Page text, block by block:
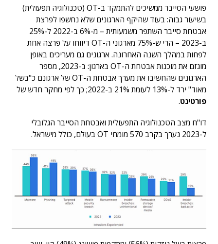
פושעי הסייבר ממשיכים להתמקד ב-OT (טכנולוגיה תפעולית)
בשיעור גבוה: בעוד שהיקף הארגונים שלא נחשפו לפרצת
אבטחת סייבר השתפר משמעותית – מ-6% ב-2022 ל-25%
ב-2023 – הרי ש-75% מארגוני ה-OT דיווחו על פרצה אחת
לפחות במהלך השנה האחרונה. ארגונים גם מעריכים באופן
מוגזם את מוכנות אבטחת ה-OT בארגון: ב-2023, מספר
הארגונים שהחשיבו את מערך אבטחת ה-OT של ארגונם כ"בשל
מאוד" ירד ל-13% לעומת 21% ב-2022; כך לפי מחקר חדש של
פורטינט.
דו"ח מצב הטכנולוגיה התפעולית ואבטחת הסייבר הגלובלי
ל-2023 נערך בקרב 570 מומחי OT בעולם, כולל מישראל.